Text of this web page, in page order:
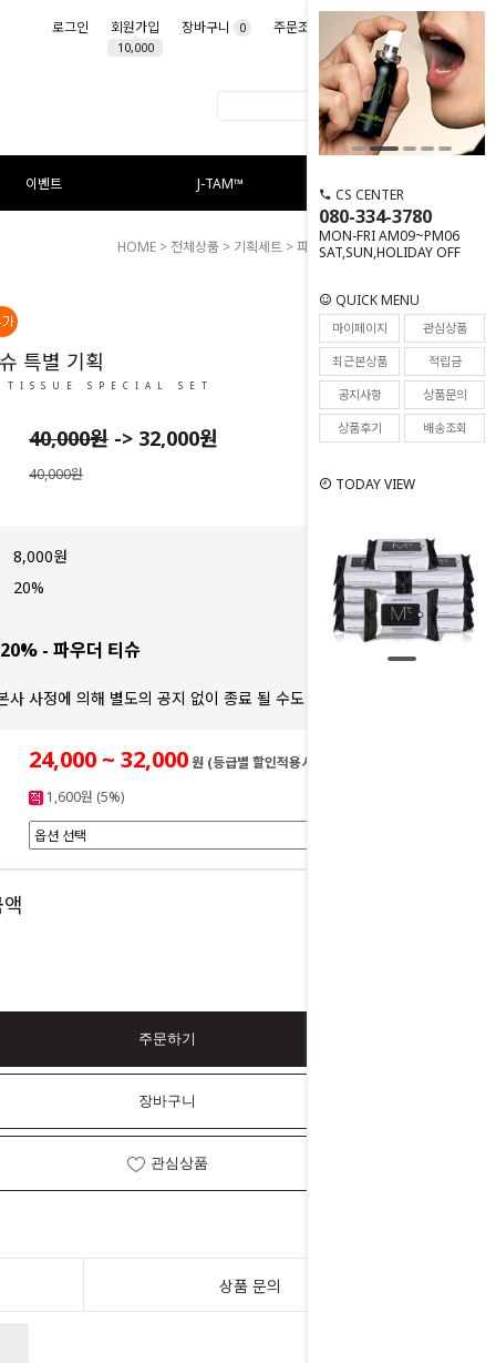
로그인 회원가입
10,000
장바구니 0 주문조회 마이페이지
이벤트 J-TAM™
CS CENTER
080-334-3780
MON-FRI AM09~PM06
SAT,SUN,HOLIDAY OFF
QUICK MENU
마이페이지
관심상품
최근본상품
적립금
공지사항
상품문의
상품후기
배송조회
TODAY VIEW
HOME > 전체상품 > 기획세트 > 파우더 티슈 특별 기획
36
특별 기획
TISSUE SPECIAL SET
40,000원 -> 32,000원
40,000원
8,000원
20%
- 파우더 티슈
사 사정에 의해 별도의 공지 없이 종료 될 수도 있습니다.
24,000 ~ 32,000원 (등급별 할인적용시)
1,600원 (5%)
주문하기
장바구니
관심상품
상품 문의